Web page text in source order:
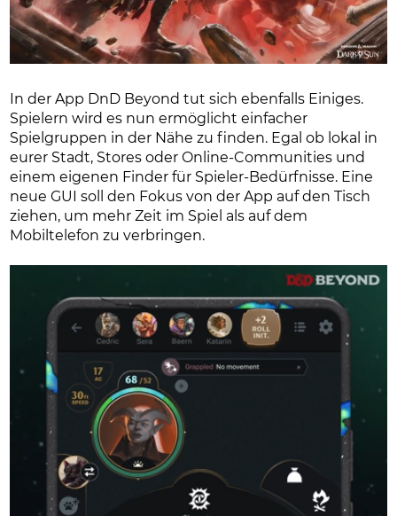
In der App DnD Beyond tut sich ebenfalls Einiges.
Spielern wird es nun ermöglicht einfacher
Spielgruppen in der Nähe zu finden. Egal ob lokal in
eurer Stadt, Stores oder Online-Communities und
einem eigenen Finder für Spieler-Bedürfnisse. Eine
neue GUI soll den Fokus von der App auf den Tisch
ziehen, um mehr Zeit im Spiel als auf dem
Mobiltelefon zu verbringen.